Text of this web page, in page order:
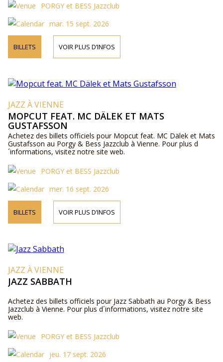
PORGY et BESS Jazzclub
mar. 15 sept. 2026
BILLETS VOIR PLUS D’INFOS
JAZZ À VIENNE
MOPCUT FEAT. MC DÄLEK ET MATS
GUSTAFSSON
Achetez des billets officiels pour Mopcut feat. MC Dälek et Mats
Gustafsson au Porgy & Bess Jazzclub à Vienne. Pour plus d
´informations, visitez notre site web.
PORGY et BESS Jazzclub
mer. 16 sept. 2026
BILLETS VOIR PLUS D’INFOS
JAZZ À VIENNE
JAZZ SABBATH
Achetez des billets officiels pour Jazz Sabbath au Porgy & Bess
Jazzclub à Vienne. Pour plus d´informations, visitez notre site
web.
PORGY et BESS Jazzclub
jeu. 17 sept. 2026